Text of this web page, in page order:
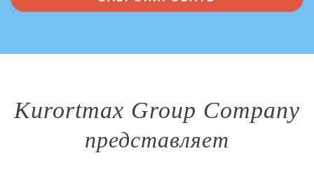
Kurortmax Group Company
представляет